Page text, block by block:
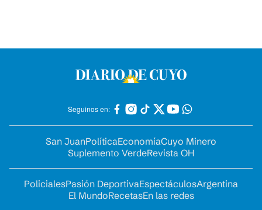
Seguinos en:
San JuanPolíticaEconomíaCuyo Minero
Suplemento VerdeRevista OH
PolicialesPasión DeportivaEspectáculosArgentina
El MundoRecetasEn las redes